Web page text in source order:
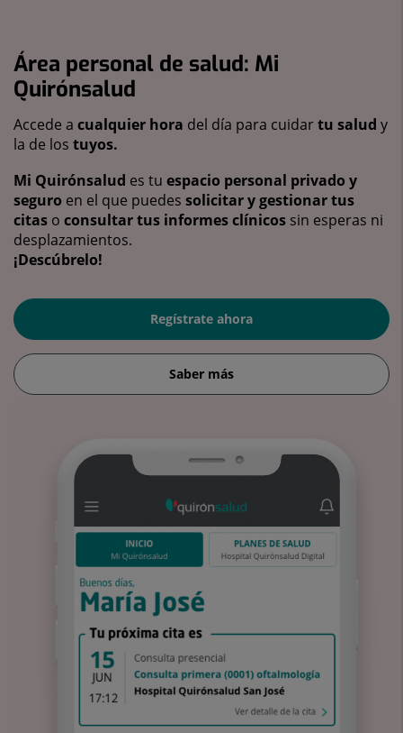
Área personal de salud: Mi
Quirónsalud
Accede a cualquier hora del día para cuidartu salud y
la de los tuyos.
Mi Quirónsalud es tu espacio personal privado y
seguro en el que puedes solicitar y gestionar tus
citas o consultar tus informes clínicos sin esperas ni
desplazamientos.
¡Descúbrelo!
Regístrate ahora
Saber más